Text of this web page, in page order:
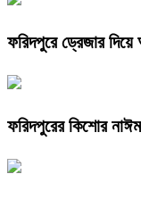
ফরিদপুরে ড্রেজার
ফরিদপুরের কিশোর